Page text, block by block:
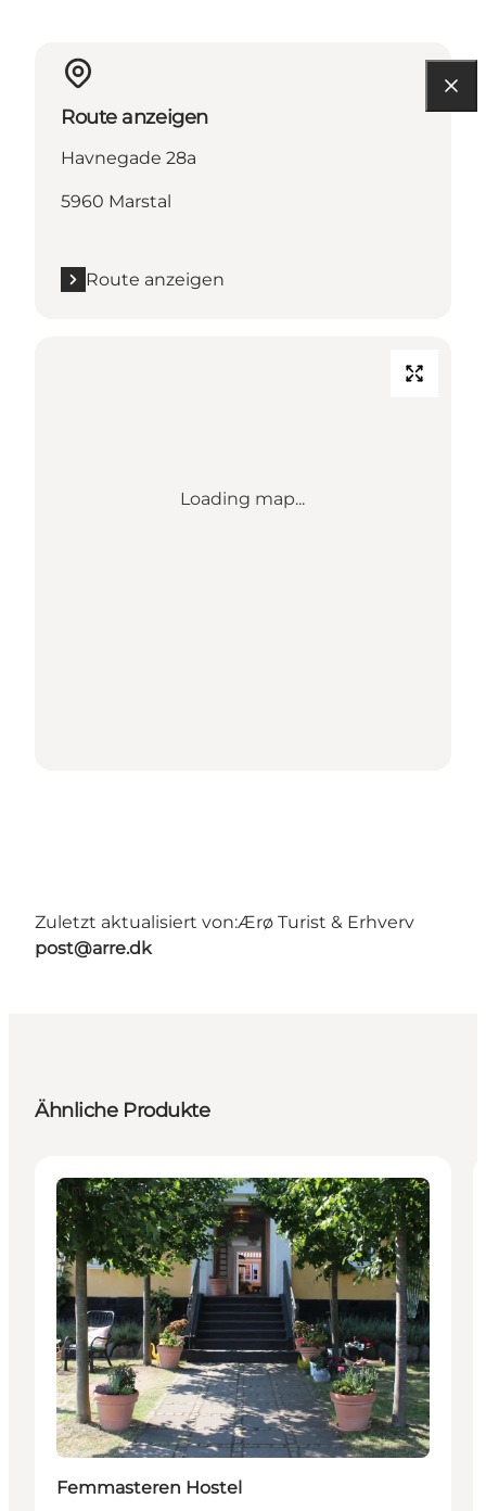
Route anzeigen
Havnegade 28a
5960 Marstal
Route anzeigen
Loading map...
Zuletzt aktualisiert von:Ærø Turist & Erhverv
post@arre.dk
Ähnliche Produkte
Unterkünfte
Femmasteren Hostel